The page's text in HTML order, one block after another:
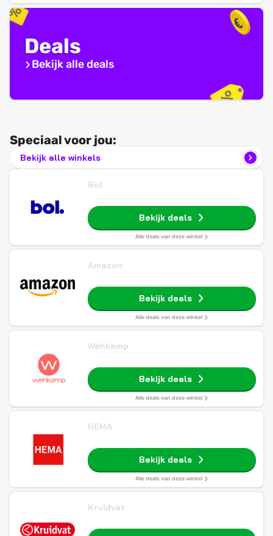
Deals
Bekijk alle deals
Speciaal voor jou:
Bekijk alle winkels
Bol
Bekijk deals
Alle deals van deze winkel
Amazon
Bekijk deals
Alle deals van deze winkel
Wehkamp
Bekijk deals
Alle deals van deze winkel
HEMA
Bekijk deals
Alle deals van deze winkel
Kruidvat